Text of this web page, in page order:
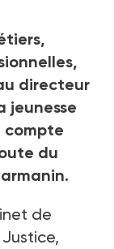
directeur
jeunesse
compte
du
de